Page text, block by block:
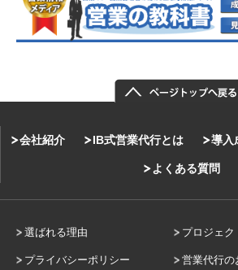
会社紹介 IB式営業代行とは 導入
よくある質問
選ばれる理由 プロジェ
プライバシーポリシー 営業代行の